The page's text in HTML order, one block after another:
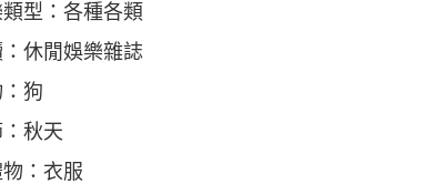
型：各種各類
休閒娛樂雜誌
狗
秋天
：衣服